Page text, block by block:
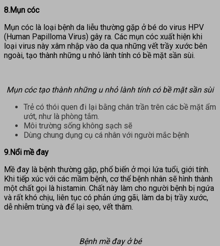
8.Mụn cóc
Mụn cóc là loại bệnh da liễu thường gặp ở bé do virus HPV
(Human Papilloma Virus) gây ra. Các mụn cóc xuất hiện khi
loại virus này xâm nhập vào da qua những vết trầy xước bên
ngoài, tạo thành những u nhỏ lành tính có bề mặt sần sùi.
Mụn cóc tạo thành những u nhỏ lành tính có bề mặt sần sùi
Trẻ có thói quen đi lại bằng chân trần trên các bề mặt ẩm
ướt, như là phòng tắm.
Môi trường sống không sạch sẽ
Dùng chung dụng cụ cá nhân với người mắc bệnh
9.Nổi mề đay
Mề đay là bệnh thường gặp, phổ biến ở mọi lứa tuổi, giới tính.
Khi tiếp xúc với các mầm bệnh, cơ thể bệnh nhân sẽ hình thành
một chất gọi là histamin. Chất này làm cho người bệnh bị ngứa
và rất khó chịu, liên tục có phản ứng gãi, làm da bị trầy xước,
dễ nhiễm trùng và để lại sẹo, vết thâm.
Bệnh mề đay ở bé